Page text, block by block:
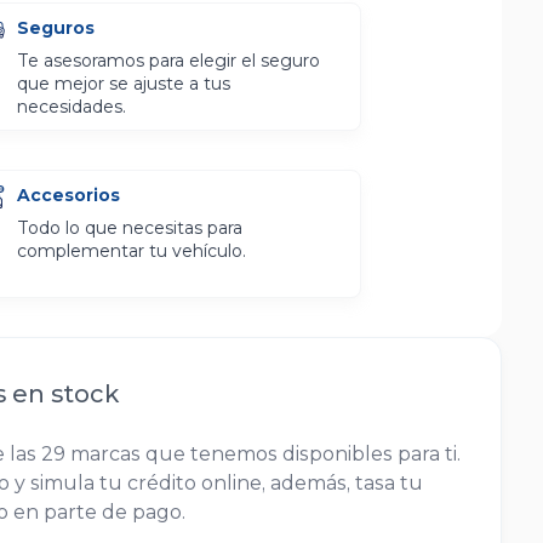
Seguros
Te asesoramos para elegir el seguro
que mejor se ajuste a tus
necesidades.
Accesorios
Todo lo que necesitas para
complementar tu vehículo.
en stock
29 marcas que tenemos disponibles para ti.
y simula tu crédito online, además, tasa tu
en parte de pago.